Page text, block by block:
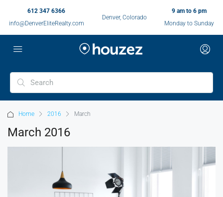
612 347 6366
info@DenverEliteRealty.com
Denver, Colorado
9 am to 6 pm
Monday to Sunday
Home 2016 March
March 2016